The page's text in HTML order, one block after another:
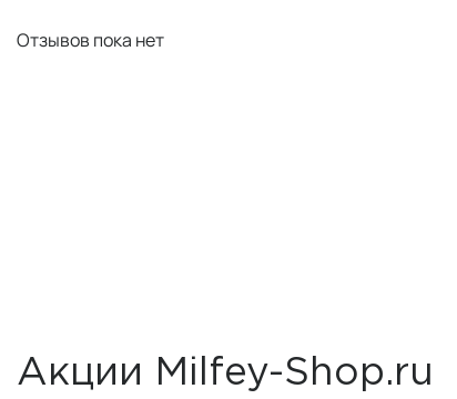
Отзывов пока нет
Акции Milfey-Shop.ru